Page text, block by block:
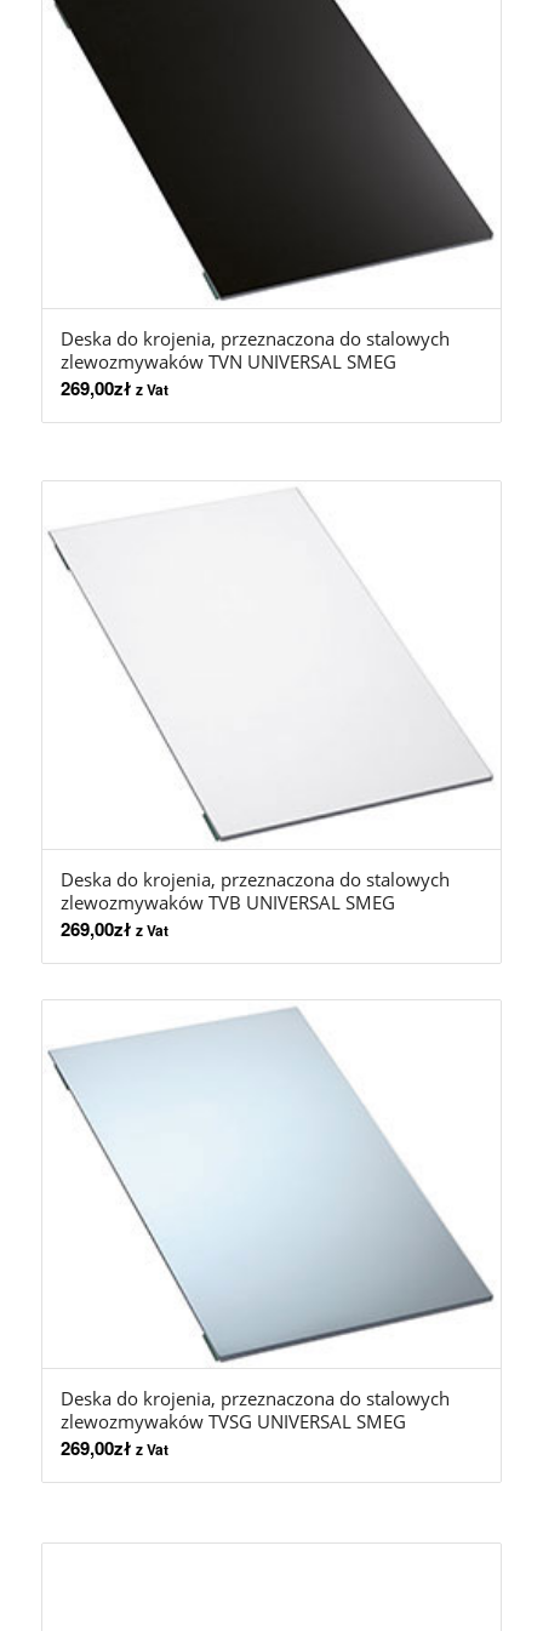
Deska do krojenia, przeznaczona do stalowych
zlewozmywaków TVN UNIVERSAL SMEG
269,00zł z Vat
Deska do krojenia, przeznaczona do stalowych
zlewozmywaków TVB UNIVERSAL SMEG
269,00zł z Vat
Deska do krojenia, przeznaczona do stalowych
zlewozmywaków TVSG UNIVERSAL SMEG
269,00zł z Vat